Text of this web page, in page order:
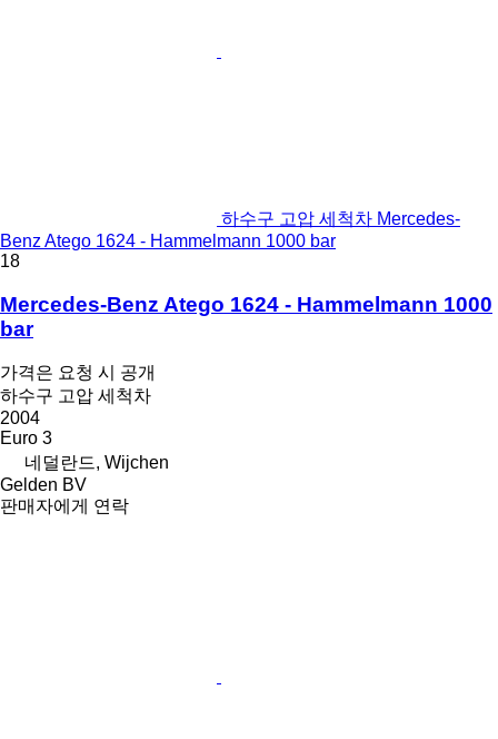
하수구 고압 세척차 Mercedes-
Benz Atego 1624 - Hammelmann 1000 bar
18
Mercedes-Benz Atego 1624 - Hammelmann 1000
bar
가격은 요청 시 공개
하수구 고압 세척차
2004
Euro 3
네덜란드, Wijchen
Gelden BV
판매자에게 연락